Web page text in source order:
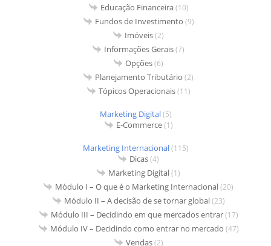
Educação Financeira(10)
Fundos de Investimento (9)
Imóveis(2)
Informações Gerais(7)
Opções(6)
Planejamento Tributário (2)
Tópicos Operacionais(11)
Marketing Digital(5)
E-Commerce(1)
Marketing Internacional(115)
Dicas(4)
Marketing Digital(1)
Módulo I – O que é o Marketing Internacional(20)
Módulo II – A decisão de se tornar global(23)
Módulo III – Decidindo em que mercados entrar(17)
Módulo IV – Decidindo como entrar no mercado (47)
Vendas(2)